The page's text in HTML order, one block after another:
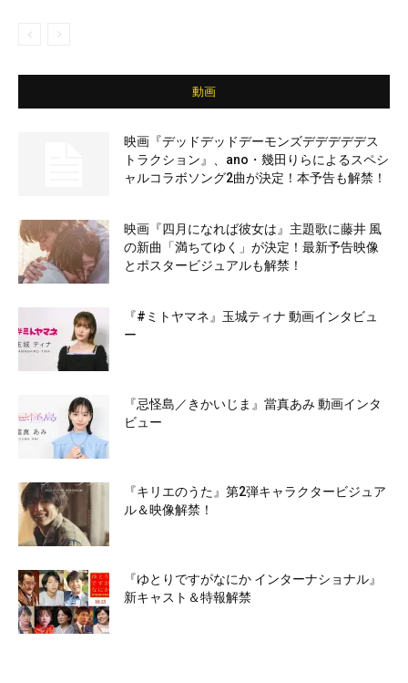
動画
映画『デッドデッドデーモンズデデデデデス
トラクション』、ano・幾田りらによるスペシ
ャルコラボソング2曲が決定！本予告も解禁！
映画『四月になれば彼女は』主題歌に藤井 風
の新曲「満ちてゆく」が決定！最新予告映像
とポスタービジュアルも解禁！
『#ミトヤマネ』玉城ティナ 動画インタビュ
ー
『忌怪島／きかいじま』當真あみ 動画インタ
ビュー
『キリエのうた』第2弾キャラクタービジュア
ル＆映像解禁！
『ゆとりですがなにか インターナショナル』
新キャスト＆特報解禁